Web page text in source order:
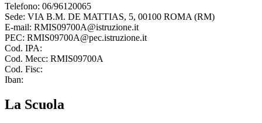
Telefono: 06/96120065
Sede: VIA B.M. DE MATTIAS, 5, 00100 ROMA (RM)
E-mail: RMIS09700A@istruzione.it
PEC: RMIS09700A@pec.istruzione.it
Cod. IPA:
Cod. Mecc: RMIS09700A
Cod. Fisc:
Iban:
La Scuola